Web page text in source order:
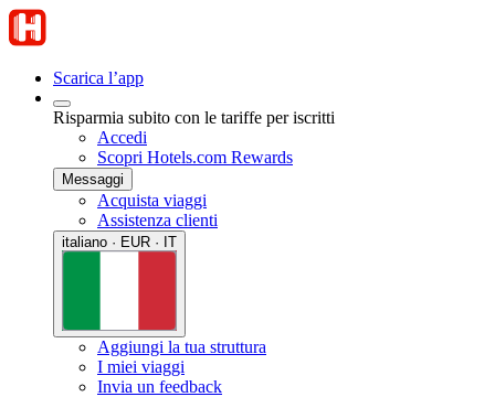
Scarica l’app
Risparmia subito con le tariffe per iscritti
Accedi
Scopri Hotels.com Rewards
Messaggi
Acquista viaggi
Assistenza clienti
italiano · EUR · IT
Aggiungi la tua struttura
I miei viaggi
Invia un feedback